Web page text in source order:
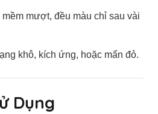
mượt, đều màu chỉ sau vài
khô, kích ứng, hoặc mẩn đỏ.
Dụng